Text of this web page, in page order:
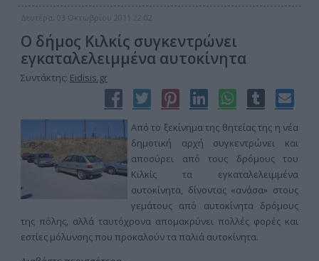
Δευτέρα, 03 Οκτωβρίου 2011 22:02
Ο δήμος Κιλκίς συγκεντρώνει
εγκαταλελειμμένα αυτοκίνητα
Συντάκτης: Eidisis.gr
Από το ξεκίνημα της θητείας της η νέα
δημοτική αρχή συγκεντρώνει και
αποσύρει από τους δρόμους του
Κιλκίς τα εγκαταλελειμμένα
αυτοκίνητα, δίνοντας «ανάσα» στους
γεμάτους από αυτοκίνητα δρόμους
της πόλης, αλλά ταυτόχρονα απομακρύνει πολλές φορές και
εστίες μόλυνσης που προκαλούν τα παλιά αυτοκίνητα.